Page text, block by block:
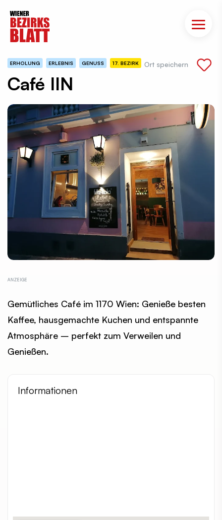
Ort speichern
ERHOLUNG ERLEBNIS GENUSS 17. BEZIRK
Café IIN
Gemütliches Café im 1170 Wien: Genieße besten
Kaffee, hausgemachte Kuchen und entspannte
Atmosphäre – perfekt zum Verweilen und
Genießen.
Informationen